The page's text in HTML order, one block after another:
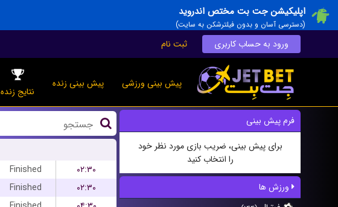
اپلیکیشن جت بت مختص اندروید
(دسترسی آسان و بدون فیلترشکن به سایت)
ورود به حساب کاربری ثبت نام
پیش بینی ورزشی پیش بینی زنده
نتایج زنده
فرم پیش بینی
برای پیش بینی، ضریب بازی مورد نظر خود
را انتخاب کنید
ورزش ها
Finished
۰۲:۳۰
Finished
۰۲:۳۰